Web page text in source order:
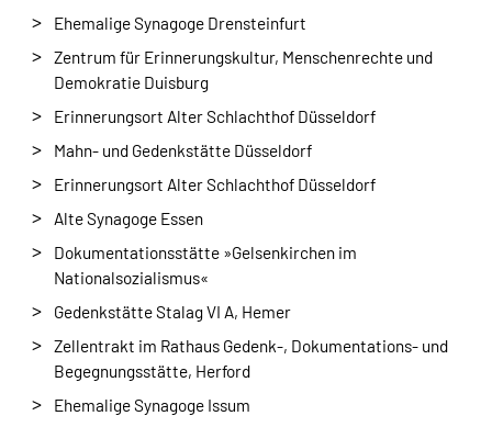
Ehemalige Synagoge Drensteinfurt
Zentrum für Erinnerungskultur, Menschenrechte und
Demokratie Duisburg
Erinnerungsort Alter Schlachthof Düsseldorf
Mahn- und Gedenkstätte Düsseldorf
Erinnerungsort Alter Schlachthof Düsseldorf
Alte Synagoge Essen
Dokumentationsstätte »Gelsenkirchen im
Nationalsozialismus«
Gedenkstätte Stalag VI A, Hemer
Zellentrakt im Rathaus Gedenk-, Dokumentations- und
Begegnungsstätte, Herford
Ehemalige Synagoge Issum